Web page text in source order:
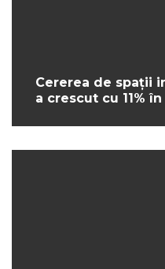
Cererea de spații
a crescut cu 11%